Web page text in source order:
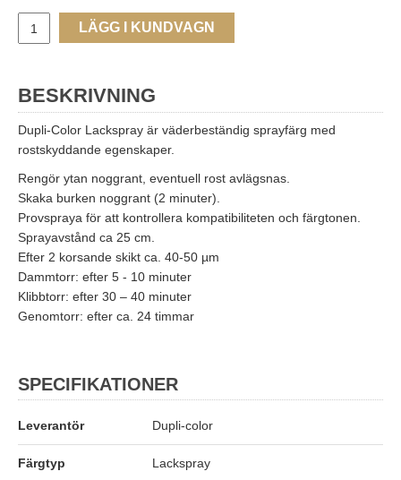
LÄGG I KUNDVAGN
BESKRIVNING
Dupli-Color Lackspray är väderbeständig sprayfärg med
rostskyddande egenskaper.
Rengör ytan noggrant, eventuell rost avlägsnas.
Skaka burken noggrant (2 minuter).
Provspraya för att kontrollera kompatibiliteten och färgtonen.
Sprayavstånd ca 25 cm.
Efter 2 korsande skikt ca. 40-50 µm
Dammtorr: efter 5 - 10 minuter
Klibbtorr: efter 30 – 40 minuter
Genomtorr: efter ca. 24 timmar
SPECIFIKATIONER
Leverantör Dupli-color
Färgtyp Lackspray